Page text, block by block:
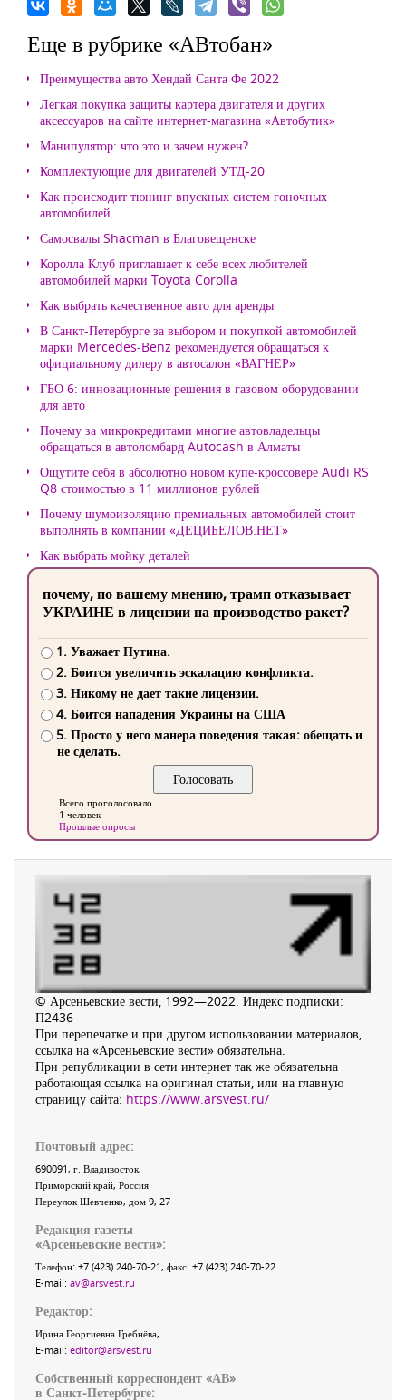
Еще в рубрике «АВтобан»
Преимущества авто Хендай Санта Фе 2022
Легкая покупка защиты картера двигателя и других
аксессуаров на сайте интернет-магазина «Автобутик»
Манипулятор: что это и зачем нужен?
Комплектующие для двигателей УТД-20
Как происходит тюнинг впускных систем гоночных
автомобилей
Самосвалы Shacman в Благовещенске
Королла Клуб приглашает к себе всех любителей
автомобилей марки Toyota Corolla
Как выбрать качественное авто для аренды
В Санкт-Петербурге за выбором и покупкой автомобилей
марки Mercedes-Benz рекомендуется обращаться к
официальному дилеру в автосалон «ВАГНЕР»
ГБО 6: инновационные решения в газовом оборудовании
для авто
Почему за микрокредитами многие автовладельцы
обращаться в автоломбард Autocash в Алматы
Ощутите себя в абсолютно новом купе-кроссовере Audi RS
Q8 стоимостью в 11 миллионов рублей
Почему шумоизоляцию премиальных автомобилей стоит
выполнять в компании «ДЕЦИБЕЛОВ.НЕТ»
Как выбрать мойку деталей
почему, по вашему мнению, трамп отказывает
УКРАИНЕ в лицензии на производство ракет?
1. Уважает Путина.
2. Боится увеличить эскалацию конфликта.
3. Никому не дает такие лицензии.
4. Боится нападения Украины на США
5. Просто у него манера поведения такая: обещать и
не сделать.
Всего проголосовало
1 человек
Прошлые опросы
© Арсеньевские вести, 1992—2022. Индекс подписки:
П2436
При перепечатке и при другом использовании материалов,
ссылка на «Арсеньевские вести» обязательна.
При републикации в сети интернет так же обязательна
работающая ссылка на оригинал статьи, или на главную
страницу сайта: https://www.arsvest.ru/
Почтовый адрес:
690091, г. Владивосток,
Приморский край, Россия
Переулок Шевченко, дом 9, 27
Редакция газеты
«Арсеньевские вести»:
Телефон: +7 (423) 240-70-21, факс: +7 (423) 240-70-22
E-mail: av@arsvest.ru
Редактор:
Ирина Георгиевна Гребнёва,
E-mail: editor@arsvest.ru
Собственный корреспондент «АВ»
в Санкт-Петербурге: